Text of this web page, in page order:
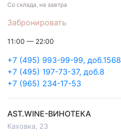
Забронировать
Со склада, на завтра
+7 (495) 993-99-99, доб.1568
+7 (495) 197-73-37, доб.8
+7 (965) 234-17-53
11:00 — 22:00
AST.WINE-ВИНОТЕКА
Каховка, 23